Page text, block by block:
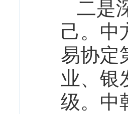
二是
己。中
易协定
业、银
级。中